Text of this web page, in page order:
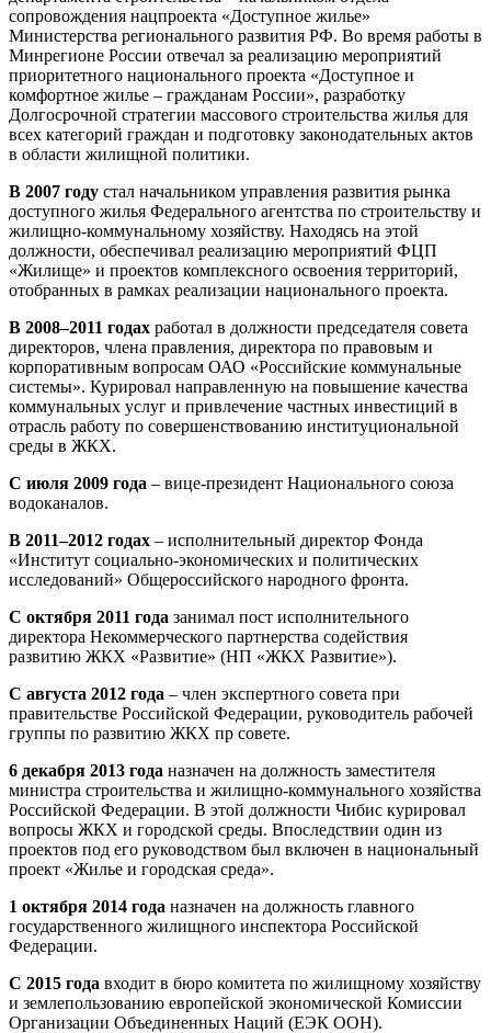
сопровождения нацпроекта «Доступное жилье»
Министерства регионального развития РФ. Во время работы в
Минрегионе России отвечал за реализацию мероприятий
приоритетного национального проекта «Доступное и
комфортное жилье – гражданам России», разработку
Долгосрочной стратегии массового строительства жилья для
всех категорий граждан и подготовку законодательных актов
в области жилищной политики.
В 2007 году стал начальником управления развития рынка
доступного жилья Федерального агентства по строительству и
жилищно-коммунальному хозяйству. Находясь на этой
должности, обеспечивал реализацию мероприятий ФЦП
«Жилище» и проектов комплексного освоения территорий,
отобранных в рамках реализации национального проекта.
В 2008–2011 годах работал в должности председателя совета
директоров, члена правления, директора по правовым и
корпоративным вопросам ОАО «Российские коммунальные
системы». Курировал направленную на повышение качества
коммунальных услуг и привлечение частных инвестиций в
отрасль работу по совершенствованию институциональной
среды в ЖКХ.
С июля 2009 года – вице-президент Национального союза
водоканалов.
В 2011–2012 годах – исполнительный директор Фонда
«Институт социально-экономических и политических
исследований» Общероссийского народного фронта.
С октября 2011 года занимал пост исполнительного
директора Некоммерческого партнерства содействия
развитию ЖКХ «Развитие» (НП «ЖКХ Развитие»).
С августа 2012 года – член экспертного совета при
правительстве Российской Федерации, руководитель рабочей
группы по развитию ЖКХ пр совете.
6 декабря 2013 года назначен на должность заместителя
министра строительства и жилищно-коммунального хозяйства
Российской Федерации. В этой должности Чибис курировал
вопросы ЖКХ и городской среды. Впоследствии один из
проектов под его руководством был включен в национальный
проект «Жилье и городская среда».
1 октября 2014 года назначен на должность главного
государственного жилищного инспектора Российской
Федерации.
С 2015 года входит в бюро комитета по жилищному хозяйству
и землепользованию европейской экономической Комиссии
Организации Объединенных Наций (ЕЭК ООН).